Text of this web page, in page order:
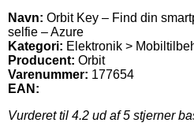
Navn: Orbit Key – Find din
selfie – Azure
Kategori: Elektronik >
Producent: Orbit
Varenummer: 177654
EAN:
Vurderet til 4.2 ud af 5 stjerner